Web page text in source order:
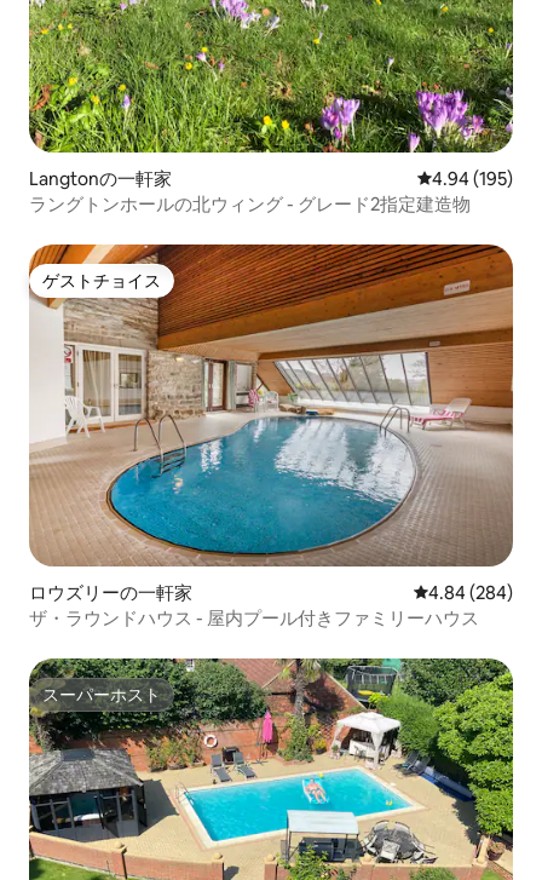
Langtonの一軒家 レビュー195
4.94 (195)
ラングトンホールの北ウィング - グレード2指定建造物
ゲストチョイス
ゲストチョイス
ロウズリーの一軒家 レビュー284
4.84 (284)
ザ・ラウンドハウス - 屋内プール付きファミリーハウス
スーパーホスト
スーパーホスト